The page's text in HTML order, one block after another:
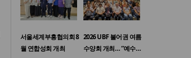
서울세계부흥협의회 8
월 연합성회 개최
2026 UBF 불어권 여름
수양회 개최… “예수…